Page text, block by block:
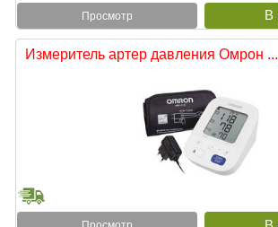
Просмотр
Измеритель артер давления Омрон ...